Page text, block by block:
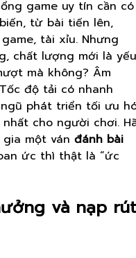
game uy tín cần
từ bài tiến lên,
tài xỉu. Nhưng
chất lượng mới là yếu
mà không? Âm
độ tải có nhanh
phát triển tối ưu
cho người chơi.
một ván đánh bài
ức thì thật là “ức
và nạp rút